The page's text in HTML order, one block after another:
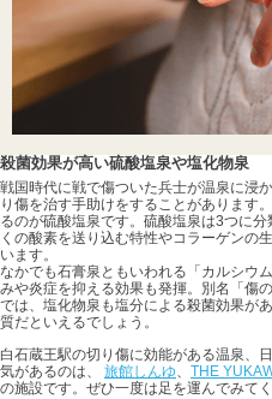
殺菌効果が高い硫酸塩泉や塩化物泉
戦国時代に戦で傷ついた兵士が温泉に浸
り傷を治す手助けをすることがあります
るのが硫酸塩泉です。硫酸塩泉は3つに
くの酸素を送り込む特性やコラーゲンの
います。
なかでも石膏泉ともいわれる「カルシウ
みや炎症を抑える効果も発揮。別名「傷
では、塩化物泉も塩分による殺菌効果が
質だといえるでしょう。
白石蔵王駅の切り傷に効能がある温泉、
気があるのは、 旅館しんゆ、 THE
の施設です。ぜひ一度は足を運んでみてく